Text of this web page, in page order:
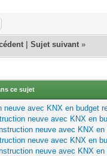
|Sujet suivant »
ce sujet
neuve avec KNX en budget
neuve avec KNX en
neuve avec KNX
neuve avec KNX en
neuve avec KNX